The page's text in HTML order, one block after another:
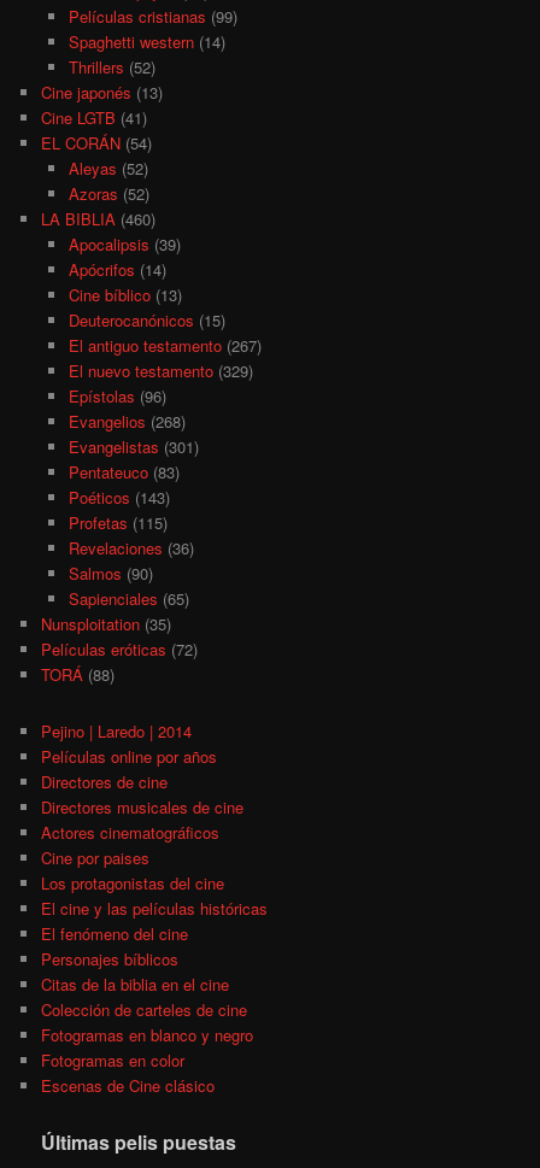
Películas cristianas (99)
Spaghetti western(14)
Thrillers (52)
Cine japonés (13)
Cine LGTB (41)
EL CORÁN (54)
Aleyas (52)
Azoras (52)
LA BIBLIA (460)
Apocalipsis (39)
Apócrifos (14)
Cine bíblico(13)
Deuterocanónicos (15)
El antiguo testamento(267)
El nuevo testamento(329)
Epístolas (96)
Evangelios (268)
Evangelistas (301)
Pentateuco(83)
Poéticos (143)
Profetas (115)
Revelaciones (36)
Salmos (90)
Sapienciales (65)
Nunsploitation (35)
Películas eróticas (72)
TORÁ (88)
Pejino | Laredo | 2014
Películas online por años
Directores de cine
Directores musicales de cine
Actores cinematográficos
Cine por paises
Los protagonistas del cine
El cine y las películas históricas
El fenómeno del cine
Personajes bíblicos
Citas de la biblia en el cine
Colección de carteles de cine
Fotogramas en blanco y negro
Fotogramas en color
Escenas de Cine clásico
Últimas pelis puestas